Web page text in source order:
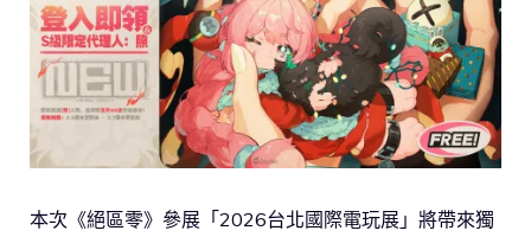
本次《絕區零》參展「2026台北國際電玩展」將帶來獨